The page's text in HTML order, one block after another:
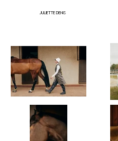
JULIETTE DENIS